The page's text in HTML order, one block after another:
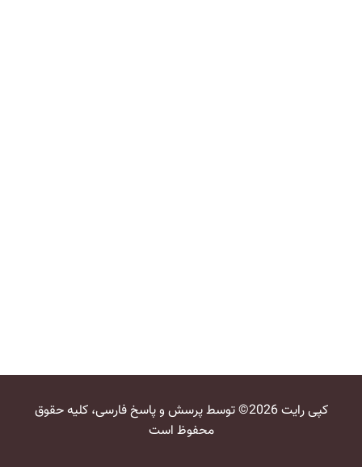
کپی رایت 2026© توسط پرسش و پاسخ فارسی، کلیه حقوق
محفوظ است